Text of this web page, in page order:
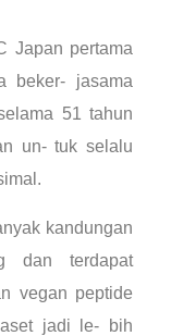
Japan pertama
beker- jasama
51 tahun
un- tuk selalu
kandungan
dan terdapat
vegan peptide
jadi le- bih